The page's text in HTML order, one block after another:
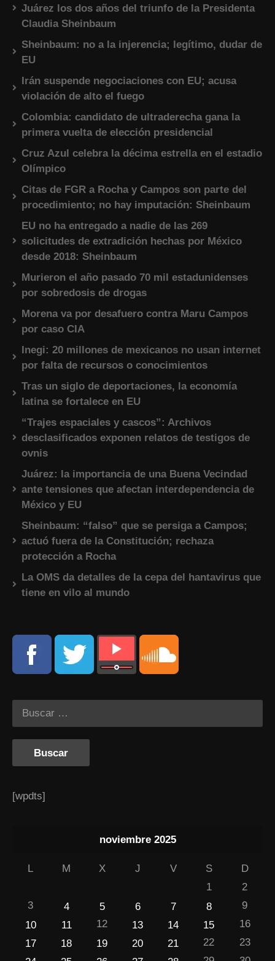
Juárez los dos años del triunfo de la Presidenta
Claudia Sheinbaum
Sheinbaum: no a la injerencia; legítimo, dudar de
EU
Irán suspende negociaciones con EU; acusa
violación de alto el fuego
Colombia: candidato de ultraderecha gana la
primera vuelta de elección presidencial
Cruz Azul celebra la décima estrella en el estadio
Olímpico
Citas de FGR a Rocha y Campos son parte del
procedimiento; no hay imputación: Sheinbaum
EU no ha entregado a nadie de las 269
solicitudes de extradición hechas por México
desde 2018: Sheinbaum
Murieron el año pasado 70 mil estadunidenses
por sobredosis de drogas
Morena va por desafuero contra Maru Campos
por caso CIA
Inegi: 20 millones de mexicanos no usan internet
por falta de recursos o conocimientos
Tras un siglo de deportaciones, la economía
latina se fortalece en EU
“Trajes espaciales y cascos”: Archivos
desclasificados exponen relatos de testigos de
ovnis
Juárez: la importancia de una Buena Vecindad
ante tensiones que afectan interdependencia de
México y EU
Sheinbaum: “falso” que se persiga a Campos;
actuó fuera de la Constitución; rechaza
protección a Rocha
La OMS da detalles de la cepa del hantavirus que
tiene en vilo al mundo
[wpdts]
noviembre 2025
L M X J V S
D
1
2
3
4 5 6 7 8
9
10
11 12 13 14 15
16
17
18 19 20 21 22
23